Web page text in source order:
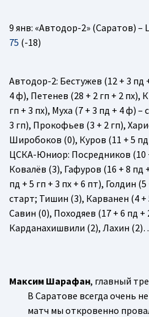
9 янв: «Автодор-2» (Саратов)
75 (-18)
Автодор-2: Бестужев (12 + 3 пд
4 ф), Петенев (28 + 2 гп + 2 пх),
гп + 3 пх), Муха (7 + 3 пд + 4 ф)
3 гп), Прокофьев (3 + 2 гп),
Широбоков (0), Куров (11 + 5
ЦСКА-Юниор: Посредников (10
Ковалёв (3), Гафуров (16 + 8 пд
пд + 5 гп + 3 пх + 6 пт), Голдин
старт; Тишин (3), Карванен (4 +
Савин (0), Походяев (17 + 6 пд +
Карданахишвили (2), Лахин
Максим Шарафан, главный
В Саратове всегда очень
матч мы откровенно